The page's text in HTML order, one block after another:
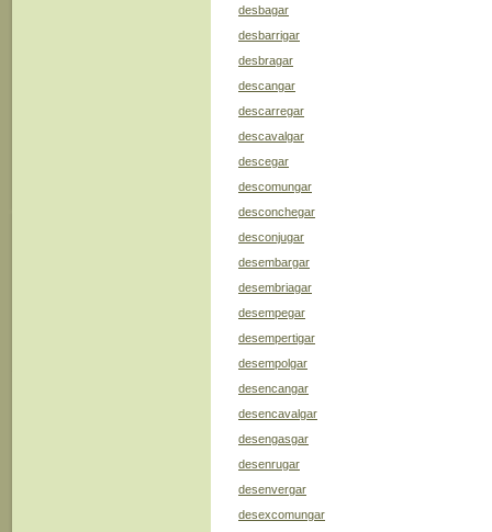
desbagar
desbarrigar
desbragar
descangar
descarregar
descavalgar
descegar
descomungar
desconchegar
desconjugar
desembargar
desembriagar
desempegar
desempertigar
desempolgar
desencangar
desencavalgar
desengasgar
desenrugar
desenvergar
desexcomungar